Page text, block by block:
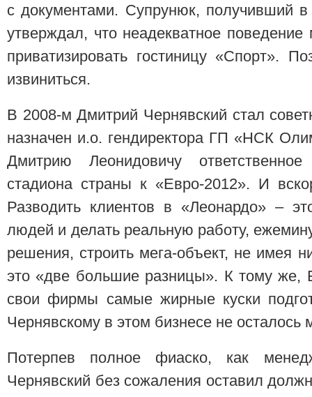
с документами. Супрунюк, получивший в
утверждал, что неадекватное
приватизировать гостиницу «Спорт».
извиниться.
В 2008-м Дмитрий Чернявский стал
назначен и.о. гендиректора ГП «НСК
Дмитрию Леонидовичу
стадиона страны к «Евро-2012». И
Разводить клиентов в «Леонардо» –
людей и делать реальную работу,
решения, строить мега-объект, не имея
это «две большие разницы». К тому же,
свои фирмы самые жирные куски
Чернявскому в этом бизнесе не осталось
Потерпев полное фиаско, как
Чернявский без сожаления оставил